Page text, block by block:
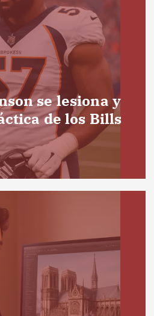
se lesiona y
de los Bills